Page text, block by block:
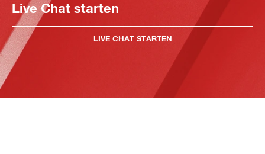
Live Chat starten
LIVE CHAT STARTEN